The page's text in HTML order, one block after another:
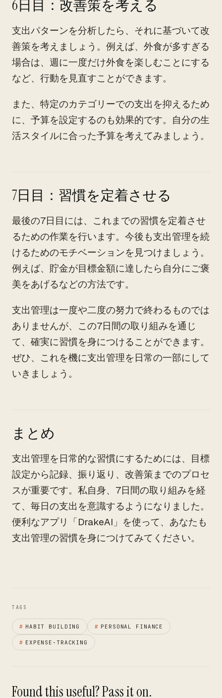
6日目：改善策を考える
支出パターンを分析したら、それに基づいて改
善策を考えましょう。例えば、外食が多すぎる
場合は、週に一度だけ外食を楽しむことにする
など、行動を見直すことができます。
また、特定のカテゴリーでの支出を抑えるため
に、予算を設定するのも効果的です。自分の生
活スタイルに合った予算を考えてみましょう。
7日目：習慣を定着させる
最後の7日目には、これまでの習慣を定着させ
るための作業を行います。今後も支出管理を続
けるためのモチベーションを見つけましょう。
例えば、貯金が目標金額に達したら自分にご褒
美をあげるなどの方法です。
支出管理は一度や二度の努力で終わるものでは
ありませんが、この7日間の取り組みを通じ
て、確実に習慣を身につけることができます。
ぜひ、これを機に支出管理を日常の一部にして
いきましょう。
まとめ
支出管理を日常的な習慣にするためには、目標
設定から記録、振り返り、改善策までのプロセ
スが重要です。私自身、7日間の取り組みを経
て、毎日の支出を意識するようになりました。
便利なアプリ「DrakeAI」を使って、あなたも
支出管理の習慣を身につけてみてください。
TAGS
# HABIT BUILDING # PERSONAL FINANCE
# EXPENSE-TRACKING
Found this useful? Pass it on.